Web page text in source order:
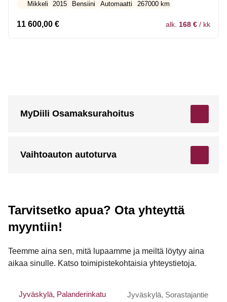
Mikkeli 2015 Bensiini Automaatti 267000 km
11 600,00 € alk. 168 € / kk
MyDiili Osamaksurahoitus
Vaihtoauton autoturva
Tarvitsetko apua? Ota yhteyttä
myyntiin!
Teemme aina sen, mitä lupaamme ja meiltä löytyy aina
aikaa sinulle. Katso toimipistekohtaisia yhteystietoja.
Jyväskylä, Palanderinkatu Jyväskylä, Sorastajantie